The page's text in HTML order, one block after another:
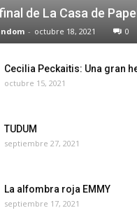
de La Casa de
- octubre 18, 2021 0
Cecilia Peckaitis: Una gran
octubre 15, 2021
TUDUM
septiembre 27, 2021
La alfombra roja EMMY
septiembre 17, 2021